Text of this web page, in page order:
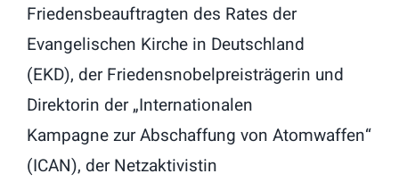
Friedensbeauftragten des Rates der
Evangelischen Kirche in Deutschland
(EKD), der Friedensnobelpreisträgerin und
Direktorin der „Internationalen
Kampagne zur Abschaffung von Atomwaffen“
(ICAN), der Netzaktivistin